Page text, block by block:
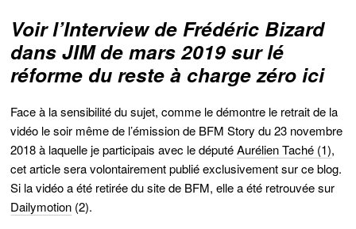
Voir l’Interview de Frédéric Bizard
dansJIM de mars 2019 sur lé
réforme du reste à charge zéro ici
Face à la sensibilité du sujet, comme le démontre le retrait de la
vidéo le soir même de l’émission de BFM Story du 23 novembre
2018 à laquelle je participais avec le députéAurélien Taché (1),
cet article sera volontairement publié exclusivement sur ce blog.
Si la vidéo a été retirée du site de BFM, elle a été retrouvée sur
Dailymotion (2).